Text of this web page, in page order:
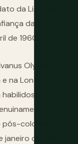
da Liga das
da ONU
de 1960.
Olympio —
na London
e, por
colonial
de 1963